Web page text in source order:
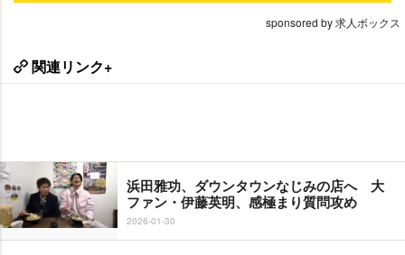
sponsored by 求人ボックス
関連リンク+
浜田雅功、ダウンタウンなじみの店へ 大
ファン・伊藤英明、感極まり質問攻め
2026-01-30